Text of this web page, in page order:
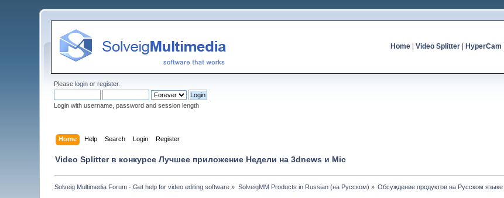
Home| Video Splitter| HyperCam
Pleaselogin orregister.
Login with username, password and session length
Home Help Search Login Register
Video Splitter в конкурсе Лучшее приложение Недели на 3dnews и Mic
Solveig Multimedia Forum - Get help for video editing software » SolveigMM Products in Russian (на Русском) » Обсуждение продуктов на Русском языке